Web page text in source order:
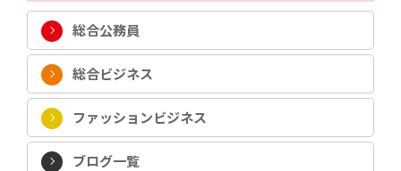
総合公務員
総合ビジネス
ファッションビジネス
ブログ一覧